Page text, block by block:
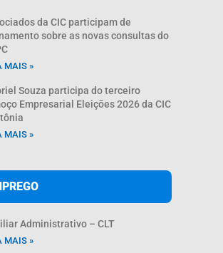
da CIC participam de
sobre as novas consultas do
MAIS »
Souza participa do terceiro
Empresarial Eleições 2026 da CIC
MAIS »
Administrativo – CLT
MAIS »